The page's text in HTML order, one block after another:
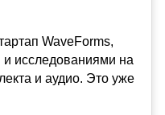
WaveForms,
исследованиями на
и аудио. Это уже